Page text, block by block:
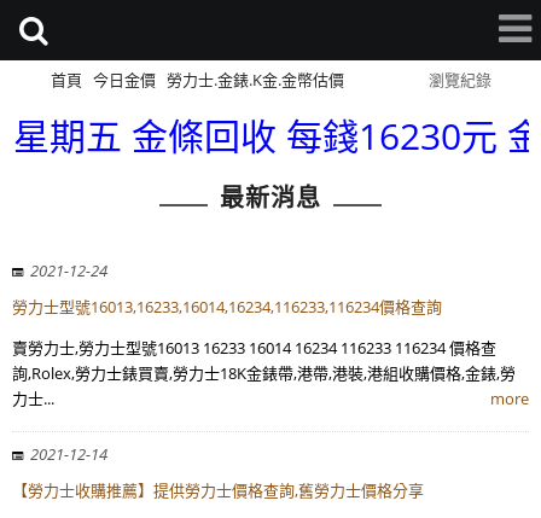
首頁 今日金價 勞力士.金錶.K金.金幣估價 瀏覽紀錄
期五 金條回收 每錢16230元
最新消息
2021-12-24
勞力士型號16013,16233,16014,16234,116233,116234價格查詢
賣勞力士,勞力士型號16013 16233 16014 16234 116233 116234 價格查
詢,Rolex,勞力士錶買賣,勞力士18K金錶帶,港帶,港裝,港組收購價格,金錶,勞
力士...
more
2021-12-14
【勞力士收購推薦】提供勞力士價格查詢,舊勞力士價格分享